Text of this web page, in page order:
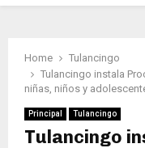
Home
Tulancingo
Tulancingo instala
niñas, niños y
Principal Tulancingo
Tulancingo